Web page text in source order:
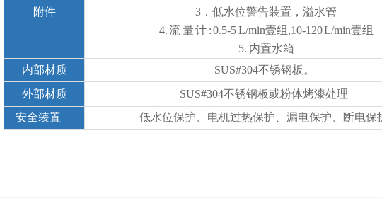
附件
3．低水位警告装置，溢水管
4. 流 量 计 : 0.5-5 L/min壹组,10-120 L/min壹组
5. 内置水箱
内部材质
SUS#304不锈钢板。
外部材质
SUS#304不锈钢板或粉体烤漆处理
安全装置
低水位保护、电机过热保护、漏电保护、断电保